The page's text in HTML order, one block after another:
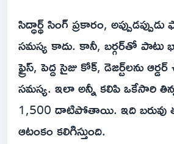
సిద్ధార్థ్ సింగ్ ప్రకారం,
సమస్య కాదు. కానీ, బర్గర్‌తో పాటు
ఫ్రైస్, పెద్ద సైజు కోక్, డెజర్ట్‌లను
సమస్య. ఇలా అన్నీ కలిపి ఒకేసారి
1,500 దాటిపోతాయి. ఇది బరువు
ఆటంకం కలిగిస్తుంది.